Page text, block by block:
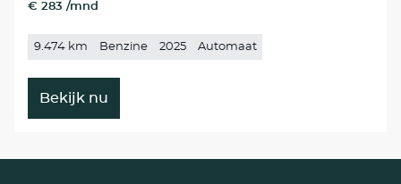
€ 283 /mnd
9.474 km Benzine 2025 Automaat
Bekijk nu